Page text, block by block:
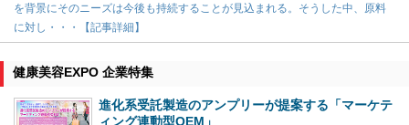
を背景にそのニーズは今後も持続することが見込まれる。そうした中、原料
に対し・・・【記事詳細】
健康美容EXPO 企業特集
進化系受託製造のアンプリーが提案する「マーケテ
ィング連動型OEM」